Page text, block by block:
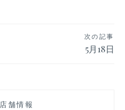
次の記事
5月18日
店舗情報